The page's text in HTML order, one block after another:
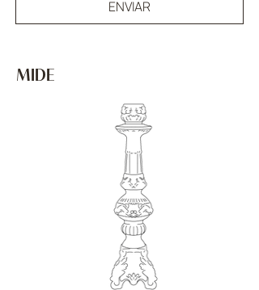
ENVIAR
MIDE